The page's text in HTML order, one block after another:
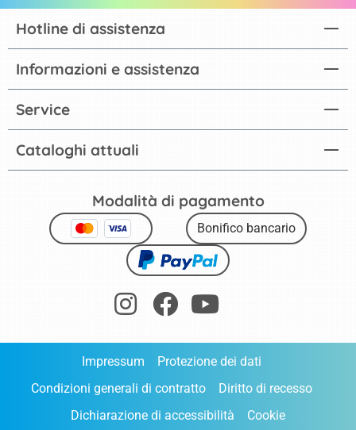
Cataloghi attuali
Hotline di assistenza
Informazioni e assistenza
Service
Modalità di pagamento
Bonifico bancario
Impressum
Protezione dei dati
Condizioni generali di contratto
Diritto di recesso
Dichiarazione di accessibilità
Cookie